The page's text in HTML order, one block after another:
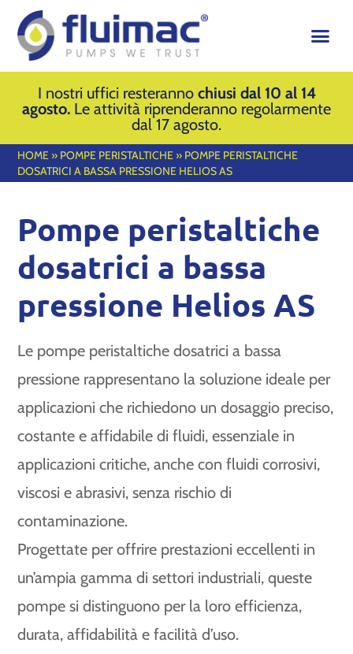
I nostri uffici resteranno chiusi dal 10 al 14
agosto. Le attività riprenderanno regolarmente
dal 17 agosto.
HOME » POMPE PERISTALTICHE » POMPE PERISTALTICHE
DOSATRICI A BASSA PRESSIONE HELIOS AS
Pompe peristaltiche
dosatrici a bassa
pressione Helios AS
Le pompe peristaltiche dosatrici a bassa
pressione rappresentano la soluzione ideale per
applicazioni che richiedono un dosaggio preciso,
costante e affidabile di fluidi, essenziale in
applicazioni critiche, anche con fluidi corrosivi,
viscosi e abrasivi, senza rischio di
contaminazione.
Progettate per offrire prestazioni eccellenti in
un’ampia gamma di settori industriali, queste
pompe si distinguono per la loro efficienza,
durata, affidabilità e facilità d’uso.